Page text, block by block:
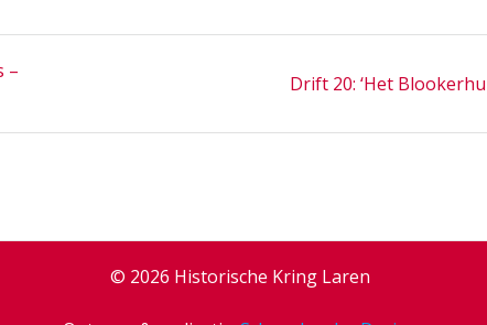
–
Next
Drift 20: ‘Het
© 2026 Historische Kring Laren